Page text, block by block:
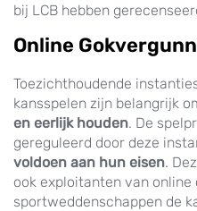
bij LCB hebben
Online
Toezichthoudende
kansspelen zijn belangrijk
en eerlijk houden. De
gereguleerd door deze
voldoen aan hun eisen.
ook exploitanten van online
sportweddenschappen de